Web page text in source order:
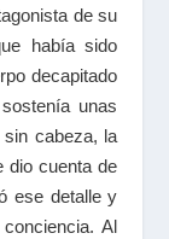
de su
había sido
decapitado
unas
cabeza, la
dio cuenta de
ese detalle y
Al